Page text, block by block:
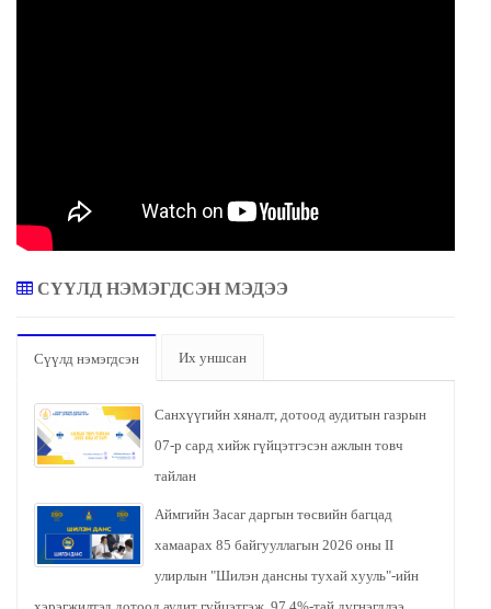
СҮҮЛД НЭМЭГДСЭН МЭДЭЭ
Сүүлд нэмэгдсэн Их уншсан
Санхүүгийн хяналт, дотоод аудитын газрын
07-р сард хийж гүйцэтгэсэн ажлын товч
тайлан
Аймгийн Засаг даргын төсвийн багцад
хамаарах 85 байгууллагын 2026 оны II
улирлын "Шилэн дансны тухай хууль"-ийн